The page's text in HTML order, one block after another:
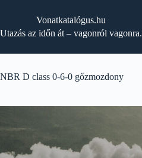
Vonatkatalógus.hu
Utazás az időn át – vagonról vagonra.
NBR D class 0-6-0 gőzmozdony